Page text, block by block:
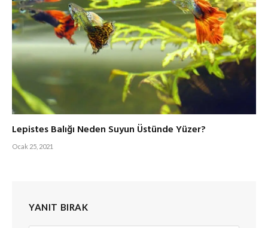
Lepistes Balığı Neden Suyun Üstünde Yüzer?
Ocak 25, 2021
YANIT BIRAK